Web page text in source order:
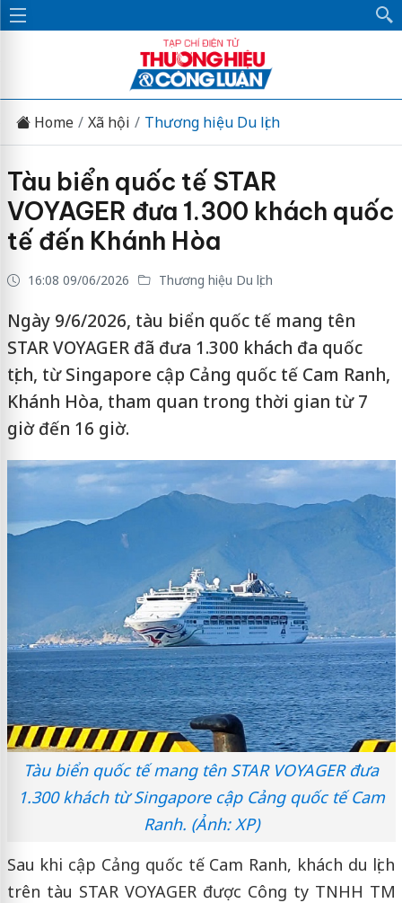
Home Xã hội Thương hiệu Du lịch
Tàu biển quốc tế STAR
VOYAGER đưa 1.300 khách quốc
tế đến Khánh Hòa
16:08 09/06/2026 Thương hiệu Du lịch
Ngày 9/6/2026, tàu biển quốc tế mang tên
STAR VOYAGER đã đưa 1.300 khách đa quốc
tịch, từ Singapore cập Cảng quốc tế Cam Ranh,
Khánh Hòa, tham quan trong thời gian từ 7
giờ đến 16 giờ.
Tàu biển quốc tế mang tên STAR VOYAGER đưa
1.300 khách từ Singapore cập Cảng quốc tế Cam
Ranh. (Ảnh: XP)
Sau khi cập Cảng quốc tế Cam Ranh, khách du lịch
trên tàu STAR VOYAGER được Công ty TNHH TM